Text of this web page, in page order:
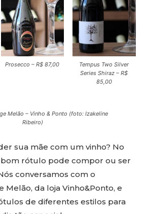
Prosecco – R$ 87,00
Tempus Two Silver
Series Shiraz – R$
85,00
Melão – Vinho & Ponto (foto: Izakeline
Ribeiro)
sua mãe com um vinho? No
bom rótulo pode compor ou ser
conversamos com o
Melão, da loja Vinho&Ponto, e
de diferentes estilos para